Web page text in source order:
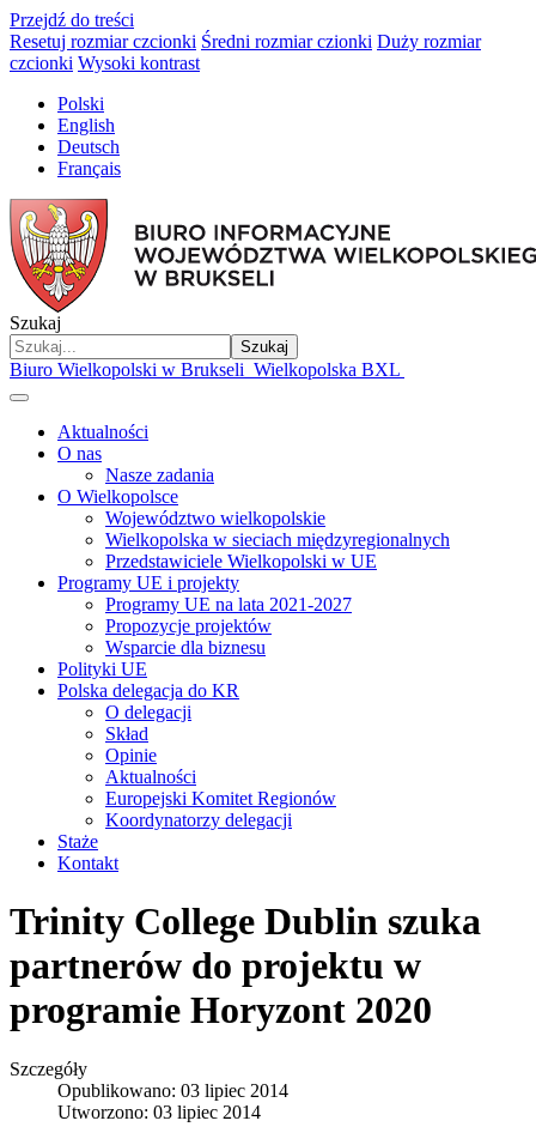
Przejdź do treści
Resetuj rozmiar czcionki Średni rozmiar czionki Duży rozmiar
czcionki Wysoki kontrast
Polski
English
Deutsch
Français
Szukaj
Szukaj
Biuro Wielkopolski w Brukseli Wielkopolska BXL
Aktualności
O nas
Nasze zadania
O Wielkopolsce
Województwo wielkopolskie
Wielkopolska w sieciach międzyregionalnych
Przedstawiciele Wielkopolski w UE
Programy UE i projekty
Programy UE na lata 2021-2027
Propozycje projektów
Wsparcie dla biznesu
Polityki UE
Polska delegacja do KR
O delegacji
Skład
Opinie
Aktualności
Europejski Komitet Regionów
Koordynatorzy delegacji
Staże
Kontakt
Trinity College Dublin szuka
partnerów do projektu w
programie Horyzont 2020
Szczegóły
Opublikowano: 03 lipiec 2014
Utworzono: 03 lipiec 2014